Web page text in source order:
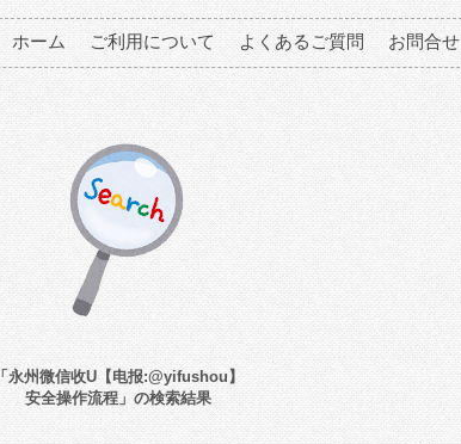
ホーム ご利用について よくあるご質問 お問合せ
「永州微信收U【电报:@yifushou】
安全操作流程」の検索結果